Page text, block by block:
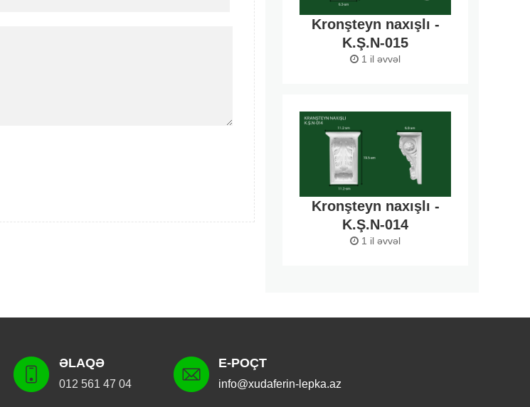
Kronşteyn naxışlı -
K.Ş.N-015
1 il əvvəl
Kronşteyn naxışlı -
K.Ş.N-014
1 il əvvəl
ƏLAQƏ
012 561 47 04
E-POÇT
info@xudaferin-lepka.az